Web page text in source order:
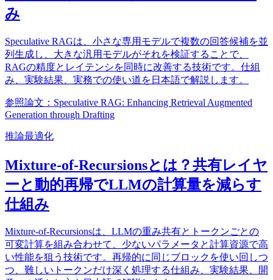
み
Speculative RAGは、小さな専用モデルで複数の回答候補を並
列生成し、大きな汎用モデルがそれを検証することで、
RAGの精度とレイテンシを同時に改善する技術です。仕組
み、実験結果、実務での使い道を日本語で解説します。
参照論文：Speculative RAG: Enhancing Retrieval Augmented
Generation through Drafting
推論最適化
Mixture-of-Recursionsとは？共有レイヤ
ーと動的再帰でLLMの計算量を減らす
仕組み
Mixture-of-Recursionsは、LLMの重み共有とトークンごとの
可変計算を組み合わせて、少ないパラメータと計算資源で高
い性能を狙う技術です。再帰的に同じブロックを使い回しつ
つ、難しいトークンだけ深く処理する仕組み、実験結果、開